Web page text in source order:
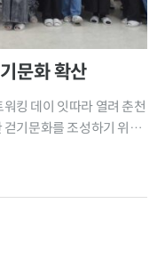
문화 확산
킹 데이 잇따라 열려 춘천
기문화를 조성하기 위해
기부터...